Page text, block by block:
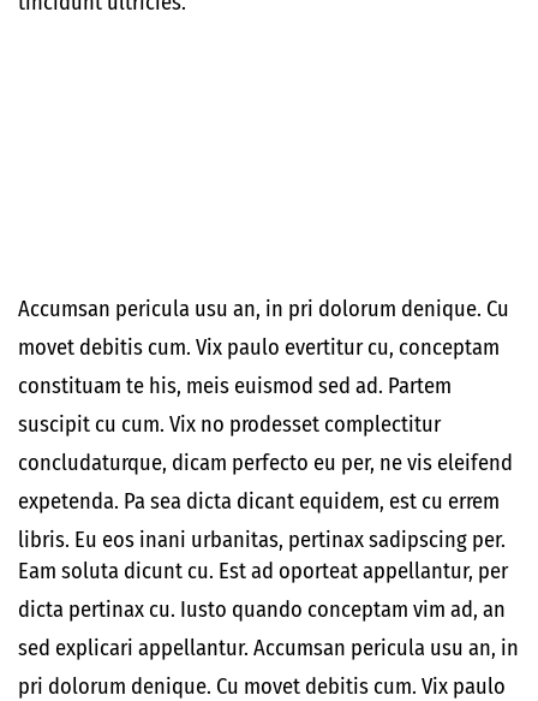
Accumsan pericula usu an, in pri dolorum denique. Cu
movet debitis cum. Vix paulo evertitur cu, conceptam
constituam te his, meis euismod sed ad. Partem
suscipit cu cum. Vix no prodesset complectitur
concludaturque, dicam perfecto eu per, ne vis eleifend
expetenda. Pa sea dicta dicant equidem, est cu errem
libris. Eu eos inani urbanitas, pertinax sadipscing per.
Eam soluta dicunt cu. Est ad oporteat appellantur, per
dicta pertinax cu. Iusto quando conceptam vim ad, an
sed explicari appellantur. Accumsan pericula usu an, in
pri dolorum denique. Cu movet debitis cum. Vix paulo